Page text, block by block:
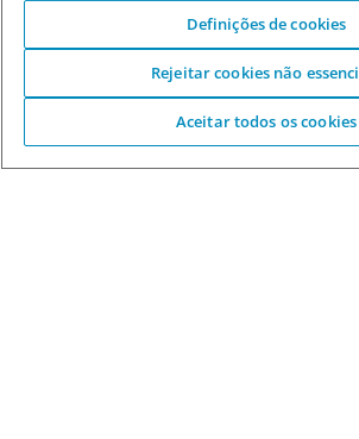
Definições de cookies
Rejeitar cookies não
Aceitar todos os cookies